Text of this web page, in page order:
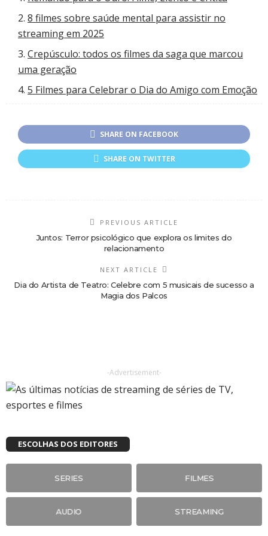
8 filmes sobre saúde mental para assistir no
streaming em 2025
Crepúsculo: todos os filmes da saga que marcou
uma geração
5 Filmes para Celebrar o Dia do Amigo com Emoção
SHARE ON FACEBOOK
SHARE ON TWITTER
PREVIOUS ARTICLE
Juntos: Terror psicológico que explora os limites do
relacionamento
NEXT ARTICLE
Dia do Artista de Teatro: Celebre com 5 musicais de sucesso a
Magia dos Palcos
-Advertisement-
ESCOLHAS DOS EDITORES
SERIES FILMES
AUDIO STREAMING